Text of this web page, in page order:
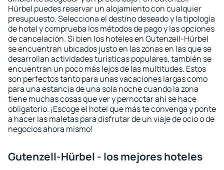
Hürbel puedes reservar un alojamiento con cualquier
presupuesto. Selecciona el destino deseado y la tipología
de hotel y comprueba los métodos de pago y las opciones
de cancelación. Si bien los hoteles en Gutenzell-Hürbel
se encuentran ubicados justo en las zonas en las que se
desarrollan actividades turísticas populares, también se
encuentran un poco más lejos de las multitudes. Estos
son perfectos tanto para unas vacaciones largas como
para una estancia de una sola noche cuando la zona
tiene muchas cosas que ver y pernoctar ahí se hace
obligatorio. ¡Escoge el hotel que más te convenga y ponte
a hacer las maletas para disfrutar de un viaje de ocio o de
negocios ahora mismo!
Gutenzell-Hürbel - los mejores hoteles